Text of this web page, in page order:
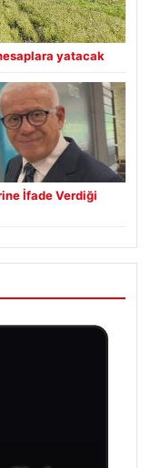
yatacak
İfade Verdiği